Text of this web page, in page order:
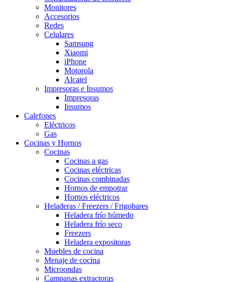
Monitores
Accesorios
Redes
Celulares
Samsung
Xiaomi
iPhone
Motorola
Alcatel
Impresoras e Insumos
Impresoras
Insumos
Calefones
Eléctricos
Gas
Cocinas y Hornos
Cocinas
Cocinas a gas
Cocinas eléctricas
Cocinas combinadas
Hornos de empotrar
Hornos eléctricos
Heladeras / Freezers / Frigobares
Heladera frío húmedo
Heladera frío seco
Freezers
Heladera expositoras
Muebles de cocina
Menaje de cocina
Microondas
Campanas extractoras